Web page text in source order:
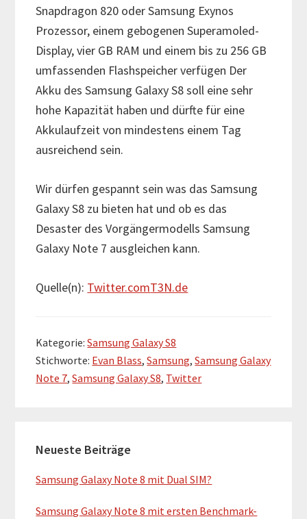
Snapdragon 820 oder Samsung Exynos
Prozessor, einem gebogenen Superamoled-
Display, vier GB RAM und einem bis zu 256 GB
umfassenden Flashspeicher verfügen Der
Akku des Samsung Galaxy S8 soll eine sehr
hohe Kapazität haben und dürfte für eine
Akkulaufzeit von mindestens einem Tag
ausreichend sein.
Wir dürfen gespannt sein was das Samsung
Galaxy S8 zu bieten hat und ob es das
Desaster des Vorgängermodells Samsung
Galaxy Note 7 ausgleichen kann.
Quelle(n): Twitter.comT3N.de
Kategorie:Samsung Galaxy S8
Stichworte: Evan Blass,Samsung,Samsung Galaxy
Note 7,Samsung Galaxy S8, Twitter
Neueste Beiträge
Samsung Galaxy Note 8 mit Dual SIM?
Samsung Galaxy Note 8 mit ersten Benchmark-